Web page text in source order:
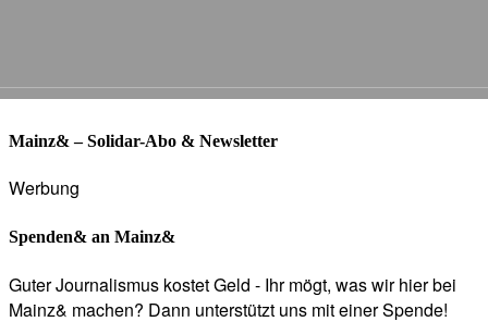
Mainz& – Solidar-Abo & Newsletter
Werbung
Spenden& an Mainz&
Guter Journalismus kostet Geld - Ihr mögt, was wir hier bei
Mainz& machen? Dann unterstützt uns mit einer Spende!